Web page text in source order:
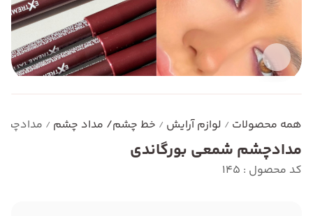
همه محصولات / لوازم آرایش / خط چشم/ مداد چشم /
مدادچشم شمعی بورگاندی
کد محصول : 145